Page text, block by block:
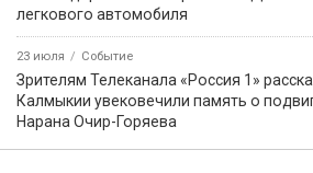
легкового автомобиля
23 июля Событие
Зрителям Телеканала «Россия 1»
Калмыкии увековечили память о
Нарана Очир-Горяева